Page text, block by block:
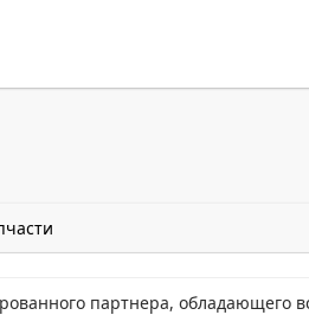
партнера, обладающего